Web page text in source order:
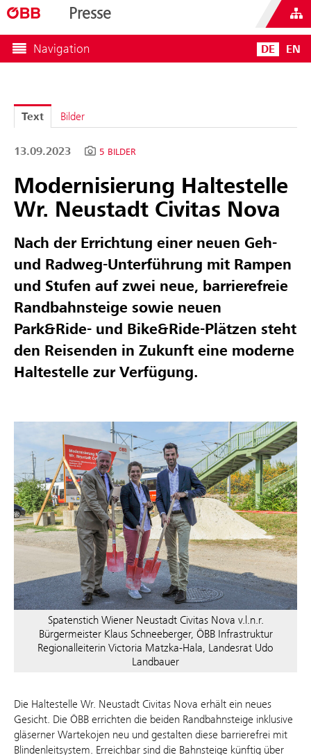
Presse
Navigation DE EN
Text Bilder
13.09.2023 5 BILDER
Modernisierung Haltestelle
Wr. Neustadt Civitas Nova
Nach der Errichtung einer neuen Geh-
und Radweg-Unterführung mit Rampen
und Stufen auf zwei neue, barrierefreie
Randbahnsteige sowie neuen
Park&Ride- und Bike&Ride-Plätzen steht
den Reisenden in Zukunft eine moderne
Haltestelle zur Verfügung.
Spatenstich Wiener Neustadt Civitas Nova v.l.n.r.
Bürgermeister Klaus Schneeberger, ÖBB Infrastruktur
Regionalleiterin Victoria Matzka-Hala, Landesrat Udo
Landbauer
Die Haltestelle Wr. Neustadt Civitas Nova erhält ein neues
Gesicht. Die ÖBB errichten die beiden Randbahnsteige inklusive
gläserner Wartekojen neu und gestalten diese barrierefrei mit
Blindenleitsystem. Erreichbar sind die Bahnsteige künftig über